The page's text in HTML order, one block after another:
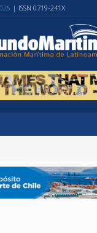
| ISSN 0719-241X